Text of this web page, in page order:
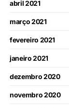
abril 2021
março 2021
fevereiro 2021
janeiro 2021
dezembro 2020
novembro 2020